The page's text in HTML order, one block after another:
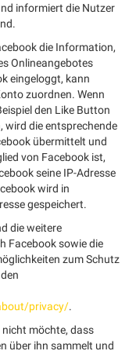
informiert die Nutzer
die Information,
Onlineangebotes
eingeloggt, kann
zuordnen. Wenn
den Like Button
wird die entsprechende
übermittelt und
von Facebook ist,
seine IP-Adresse
wird in
gespeichert.
die weitere
Facebook sowie die
zum Schutz
privacy/.
möchte, dass
über ihn sammelt und